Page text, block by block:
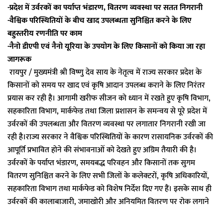
-प्रदेश में उर्वरकों का पर्याप्त भंडारण, वितरण व्यवस्था पर सतत निगरानी
-वैश्विक परिस्थितियों के बीच खाद उपलब्धता सुनिश्चित करने के लिए
बहुस्तरीय रणनीति पर काम
-नैनो डीएपी एवं नैनो यूरिया के उपयोग के लिए किसानों को किया जा रहा
जागरूक
रायपुर / मुख्यमंत्री श्री विष्णु देव साय के नेतृत्व में राज्य सरकार प्रदेश के
किसानों को समय पर खाद एवं कृषि आदान उपलब्ध कराने के लिए निरंतर
प्रयास कर रही है। आगामी खरीफ सीजन को ध्यान में रखते हुए कृषि विभाग,
सहकारिता विभाग, मार्कफेड तथा जिला प्रशासन के समन्वय से पूरे प्रदेश में
उर्वरकों की उपलब्धता और वितरण व्यवस्था पर लगातार निगरानी रखी जा
रही है।राज्य सरकार ने वैश्विक परिस्थितियों के कारण रासायनिक उर्वरकों की
आपूर्ति प्रभावित होने की संभावनाओं को देखते हुए अग्रिम तैयारी की है।
उर्वरकों के पर्याप्त भंडारण, समयबद्ध परिवहन और किसानों तक सुगम
वितरण सुनिश्चित करने के लिए सभी जिलों के कलेक्टरों, कृषि अधिकारियों,
सहकारिता विभाग तथा मार्कफेड को विशेष निर्देश दिए गए हैं। इसके साथ ही
उर्वरकों की कालाबाजारी, जमाखोरी और अनियमित वितरण पर रोक लगाने